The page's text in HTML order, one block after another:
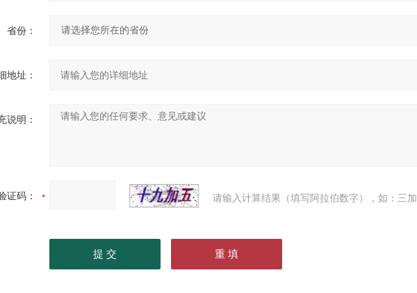
省份：
地址：
说明：
证码： 请输入计算结果（填写阿拉伯数字），如：三